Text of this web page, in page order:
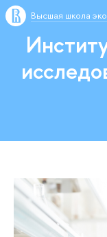
Высшая школа